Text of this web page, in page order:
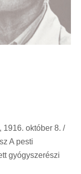
1916. október 8. /
A pesti
gyógyszerészi